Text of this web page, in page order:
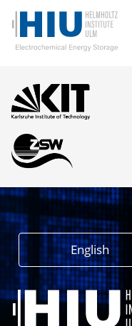
English